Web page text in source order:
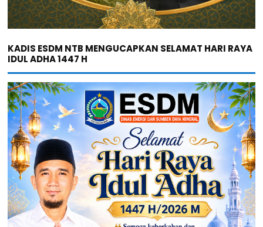
KADIS ESDM NTB MENGUCAPKAN SELAMAT HARI RAYA
IDUL ADHA 1447 H